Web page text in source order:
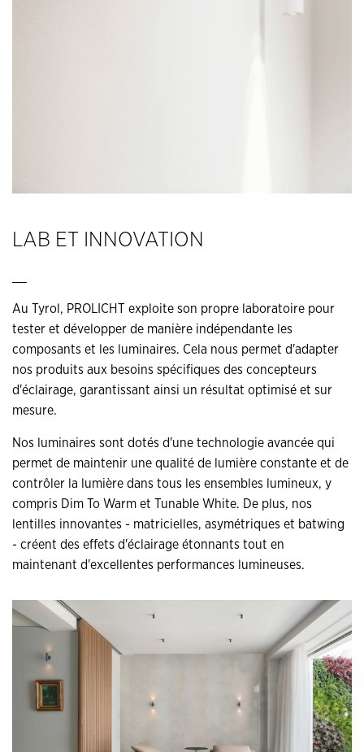
LAB ET INNOVATION
Au Tyrol, PROLICHT exploite son propre laboratoire pour
tester et développer de manière indépendante les
composants et les luminaires. Cela nous permet d'adapter
nos produits aux besoins spécifiques des concepteurs
d'éclairage, garantissant ainsi un résultat optimisé et sur
mesure.
Nos luminaires sont dotés d'une technologie avancée qui
permet de maintenir une qualité de lumière constante et de
contrôler la lumière dans tous les ensembles lumineux, y
compris Dim To Warm et Tunable White. De plus, nos
lentilles innovantes - matricielles, asymétriques et batwing
- créent des effets d'éclairage étonnants tout en
maintenant d'excellentes performances lumineuses.